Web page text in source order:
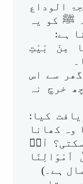
الوداع
ﷺ کو یہ
ہے:
مِنْ بَیْتِ
سے اس
خرچ نہ
کیا:
وہ کھانا
آپؐ
اَمْوَالِنَا